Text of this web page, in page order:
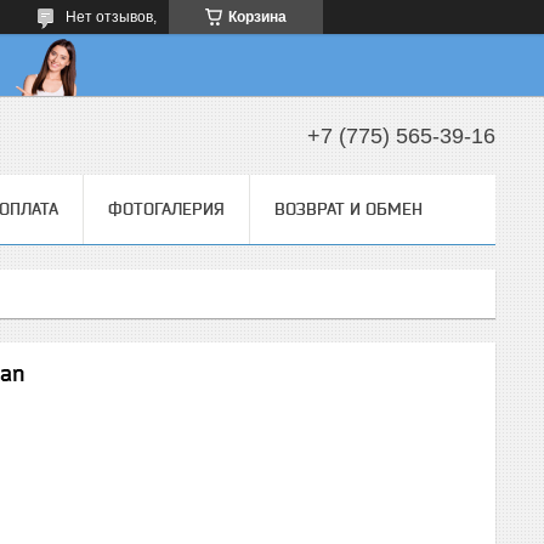
Корзина
Нет отзывов,
+7 (775) 565-39-16
ФОТОГАЛЕРИЯ ВОЗВРАТ И ОБМЕН